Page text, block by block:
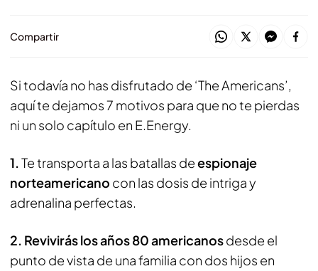
Compartir
Si todavía no has disfrutado de ‘The Americans’,
aquí te dejamos 7 motivos para que no te pierdas
ni un solo capítulo en E.Energy.
1.Te transporta a las batallas deespionaje
norteamericano con las dosis de intriga y
adrenalina perfectas.
2. Revivirás los años 80 americanosdesde el
punto de vista de una familia con dos hijos en